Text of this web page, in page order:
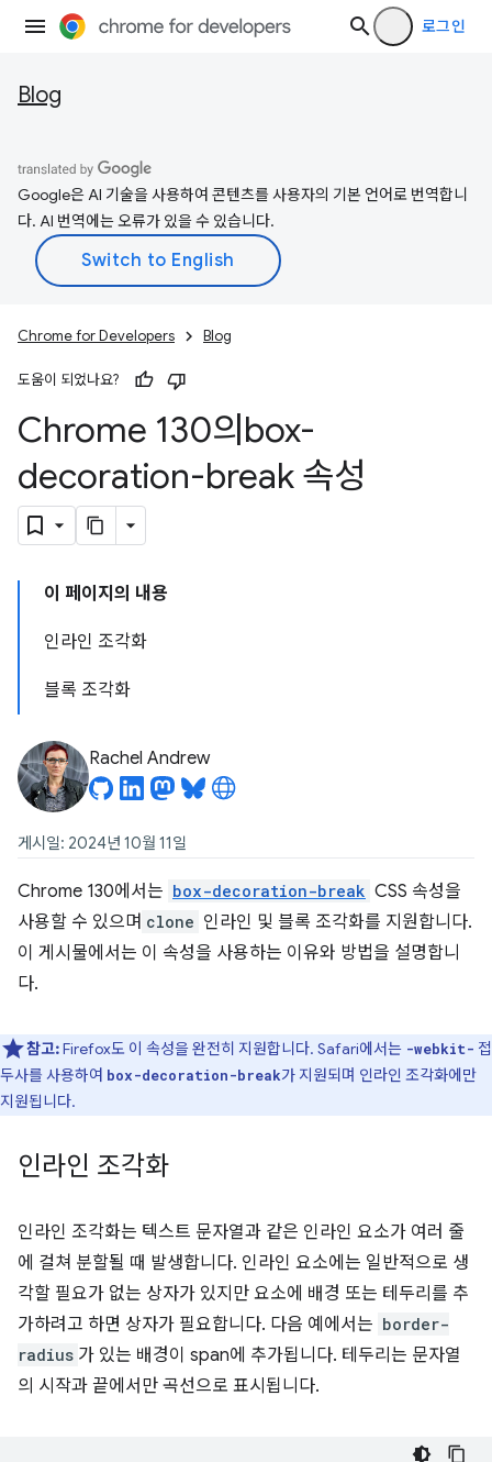
로그인
Blog
Google은 AI 기술을 사용하여 콘텐츠를 사용자의 기본 언어로 번역합니
다. AI 번역에는 오류가 있을 수 있습니다.
Chrome for Developers Blog
도움이 되었나요?
Chrome 130의box-
decoration-break 속성
이 페이지의 내용
인라인 조각화
블록 조각화
Rachel Andrew
게시일: 2024년 10월 11일
Chrome 130에서는 box-decoration-break CSS 속성을
사용할 수 있으며 clone 인라인 및 블록 조각화를 지원합니다.
이 게시물에서는 이 속성을 사용하는 이유와 방법을 설명합니
다.
참고:Firefox도 이 속성을 완전히 지원합니다. Safari에서는 -webkit- 접
두사를 사용하여 box-decoration-break가 지원되며 인라인 조각화에만
지원됩니다.
인라인 조각화
인라인 조각화는 텍스트 문자열과 같은 인라인 요소가 여러 줄
에 걸쳐 분할될 때 발생합니다. 인라인 요소에는 일반적으로 생
각할 필요가 없는 상자가 있지만 요소에 배경 또는 테두리를 추
가하려고 하면 상자가 필요합니다. 다음 예에서는 border-
radius 가 있는 배경이 span에 추가됩니다. 테두리는 문자열
의 시작과 끝에서만 곡선으로 표시됩니다.